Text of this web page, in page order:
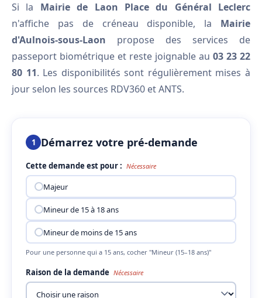
Si la Mairie de Laon Place du Général Leclerc
n'affiche pas de créneau disponible, la Mairie
d'Aulnois-sous-Laon propose des services de
passeport biométrique et reste joignable au 03 23 22
80 11. Les disponibilités sont régulièrement mises à
jour selon les sources RDV360 et ANTS.
1 Démarrez votre pré-demande
Cette demande est pour : Nécessaire
Majeur
Mineur de 15 à 18 ans
Mineur de moins de 15 ans
Pour une personne qui a 15 ans, cocher "Mineur (15–18 ans)"
Raison de la demande Nécessaire